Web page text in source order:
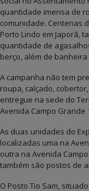
quantidade imensa de
comunidade. Centenas
Porto Lindo em Japorã,
quantidade de
berço, além de
A campanha não tem
roupa, calçado,
entregue na sede do
Avenida Campo Grande
As duas unidades do
localizadas uma na
outra na Avenida
também são postos de
O Posto Tio Sam,